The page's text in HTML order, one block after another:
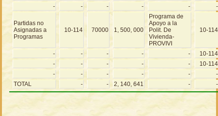
- - - - - -
Partidas no
Asignadas a
Programas
10-114 70000 1, 500, 000
Programa de
Apoyo a la
Polit. De
Vivienda-
PROVIVI
10-114
- - - - -
10-114
-
- - - -
10-114
-
- - - -
-
TOTAL
- - 2, 140, 641 - -